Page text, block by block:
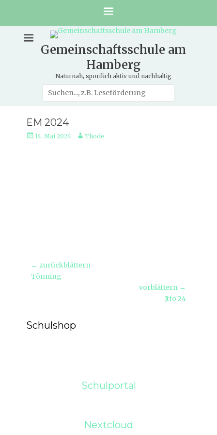
Gemeinschaftsschule am
Hamberg
Naturnah, sportlich aktiv und nachhaltig
Suche
nach:
EM 2024
Veröffentlicht
14. Mai 2024 AutorThode
Beitragsnavigation
← zurückblättern
Vorheriger
Tönning
vorblättern →
Jtfo 24
Schulshop
Schulportal
Nextcloud